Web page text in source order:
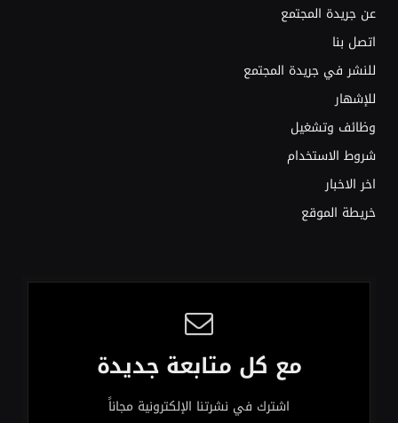
عن جريدة المجتمع
اتصل بنا
للنشر في جريدة المجتمع
للإشهار
وظائف وتشغيل
شروط الاستخدام
اخر الاخبار
خريطة الموقع
مع كل متابعة جديدة
اشترك في نشرتنا الإلكترونية مجاناً